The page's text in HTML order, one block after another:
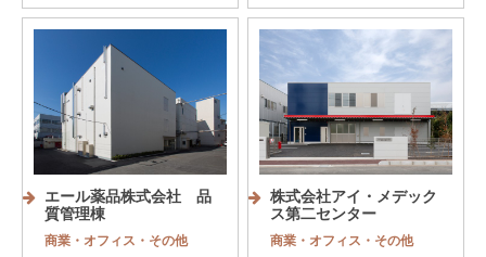
エール薬品株式会社 品
質管理棟
商業・オフィス・その他
株式会社アイ・メデック
ス第二センター
商業・オフィス・その他